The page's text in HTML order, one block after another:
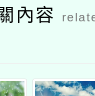
內容